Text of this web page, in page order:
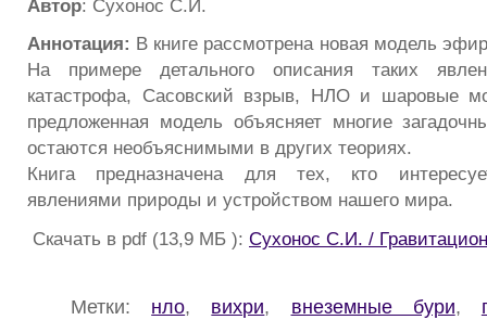
Автор: Сухонос С.И.
Аннотация: В книге рассмотрена новая модель
На примере детального описания таких
катастрофа, Сасовский взрыв, НЛО и шаровые
предложенная модель объясняет многие
остаются необъяснимыми в других теориях.
Книга предназначена для тех, кто
явлениями природы и устройством нашего мира.
Скачать в pdf (13,9 МБ ): Сухонос С.И. /
Метки: нло, вихри, внеземные бури,